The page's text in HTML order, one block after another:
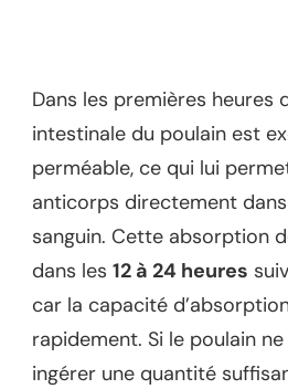
Dans les premières heures
intestinale du poulain est
perméable, ce qui lui
anticorps directement
sanguin. Cette absorption
dans les 12 à 24 heures
car la capacité
rapidement. Si le poulain
ingérer une quantité